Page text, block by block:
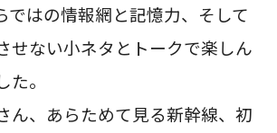
ではの情報網と記憶力、そして
せない小ネタとトークで楽しん
。
ん、あらためて見る新幹線、初